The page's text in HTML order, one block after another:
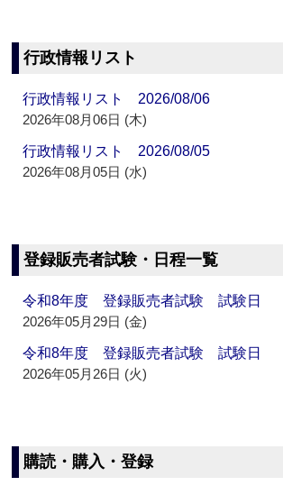
行政情報リスト
行政情報リスト 2026/08/06
2026年08月06日 (木)
行政情報リスト 2026/08/05
2026年08月05日 (水)
登録販売者試験・日程一覧
令和8年度 登録販売者試験 試験日 【
2026年05月29日 (金)
令和8年度 登録販売者試験 試験日 【
2026年05月26日 (火)
購読・購入・登録